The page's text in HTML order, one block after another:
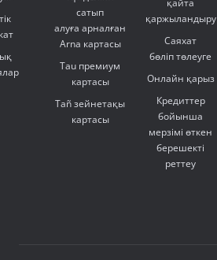
сатып
алуға арналған
Arna картасы
Tau премиум
картасы
Tañ зейнетақы
картасы
қайта
қаржыландыру
Саяхат
бөліп төлеуге
Онлайн қарыз
Кредиттер
бойынша
мерзімі өткен
берешекті
реттеу